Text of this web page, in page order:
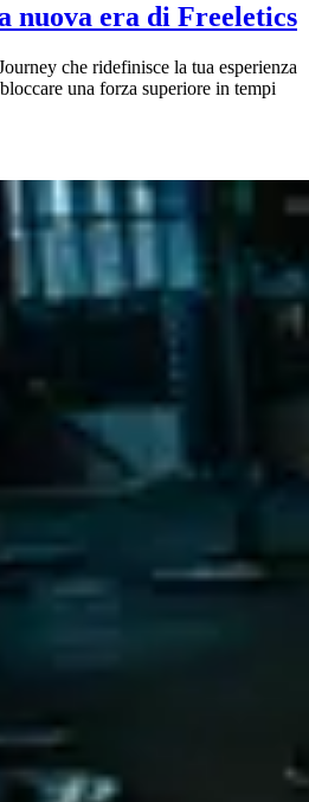
nuova era di Freeletics
che ridefinisce la tua esperienza
una forza superiore in tempi